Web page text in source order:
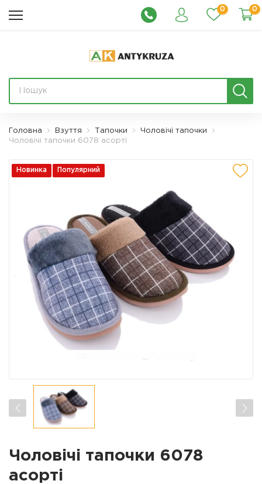
0 0
Головна Взуття Тапочки
Чоловічі тапочки
Чоловічі тапочки 6078 асорті
Новинка Популярний
Чоловічі тапочки 6078
асорті